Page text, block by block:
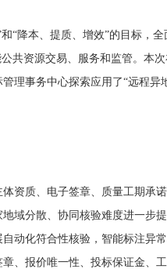
“降本、提质、增效”的目标，全
共资源交易、服务和监管。本
理事务中心探索应用了“远程异
资质、电子签章、质量工期承诺
域分散、协同核验难度进一步提
动化符合性核验，智能标注异常
、报价唯一性、投标保证金、工